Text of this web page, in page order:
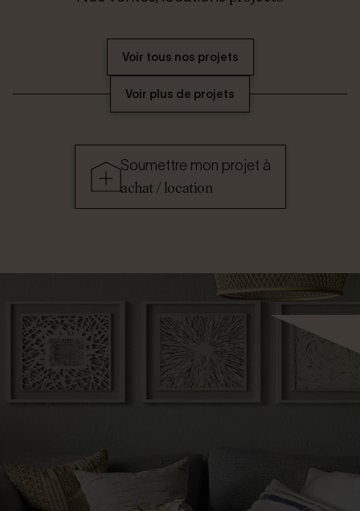
Voir tous nos projets
Voir plus de projets
Soumettre mon projet à
achat / location